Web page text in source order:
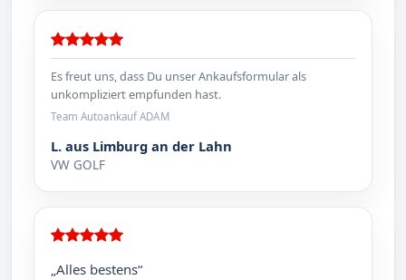
Es freut uns, dass Du unser Ankaufsformular als
unkompliziert empfunden hast.
Team Autoankauf ADAM
L. aus Limburg an der Lahn
VW GOLF
„Alles bestens“